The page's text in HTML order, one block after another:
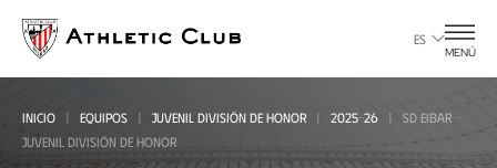
contenido
principal
ES
MENÚ
INICIO EQUIPOS JUVENIL DIVISIÓN DE HONOR 2025-26
SD EIBAR -
JUVENIL DIVISIÓN DE HONOR